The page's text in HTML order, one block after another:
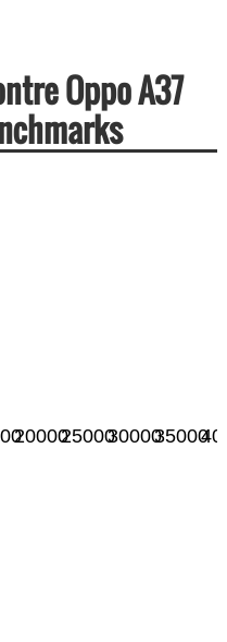
Oppo A37
20000250003000035000